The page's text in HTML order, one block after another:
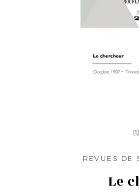
REVUES DE
Le